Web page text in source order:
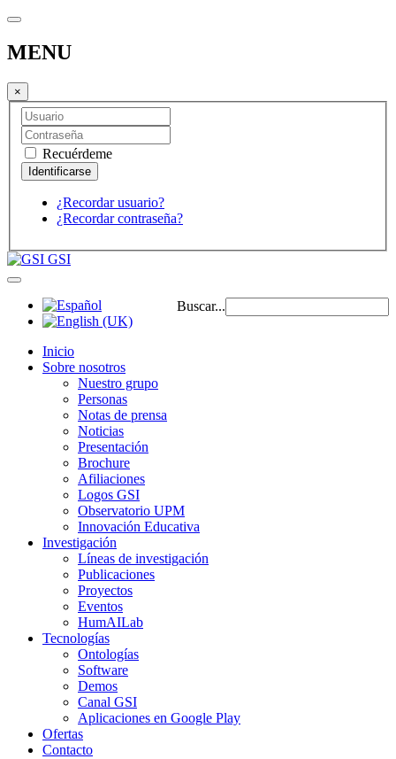
MENU
×
Recuérdeme
¿Recordar usuario?
¿Recordar contraseña?
GSI
Buscar...
Inicio
Sobre nosotros
Nuestro grupo
Personas
Notas de prensa
Noticias
Presentación
Brochure
Afiliaciones
Logos GSI
Observatorio UPM
Innovación Educativa
Investigación
Líneas de investigación
Publicaciones
Proyectos
Eventos
HumAILab
Tecnologías
Ontologías
Software
Demos
Canal GSI
Aplicaciones en Google Play
Ofertas
Contacto